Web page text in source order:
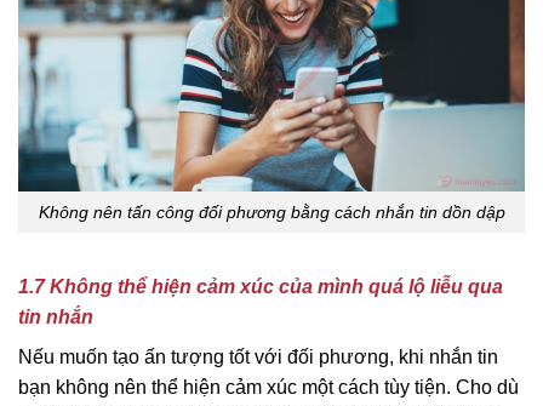
Không nên tấn công đối phương bằng cách nhắn tin dồn dập
1.7 Không thể hiện cảm xúc của mình quá lộ liễu qua
tin nhắn
Nếu muốn tạo ấn tượng tốt với đối phương, khi nhắn tin
bạn không nên thể hiện cảm xúc một cách tùy tiện. Cho dù